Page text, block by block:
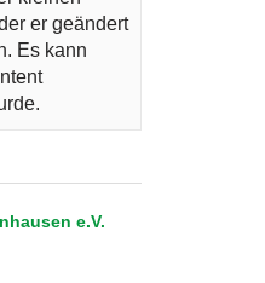
er geändert
Es kann
e.V.